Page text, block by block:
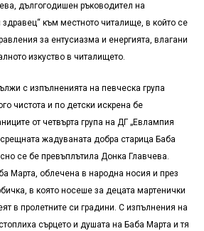
дългогодишен ръководител на
здравец“ към местното читалище, в който се
за ентусиазма и енергията, влагани
изкуство в читалището.
с изпълненията на певческа група
чистота и по детски искрена бе
от четвърта група на ДГ „Евлампия
жадуваната добра старица Баба
се бе превъплътила Донка Главчева.
Марта, облечена в народна носия и през
в която носеше за децата мартенички
в пролетните си градини. С изпълнения на
сърцето и душата на Баба Марта и тя